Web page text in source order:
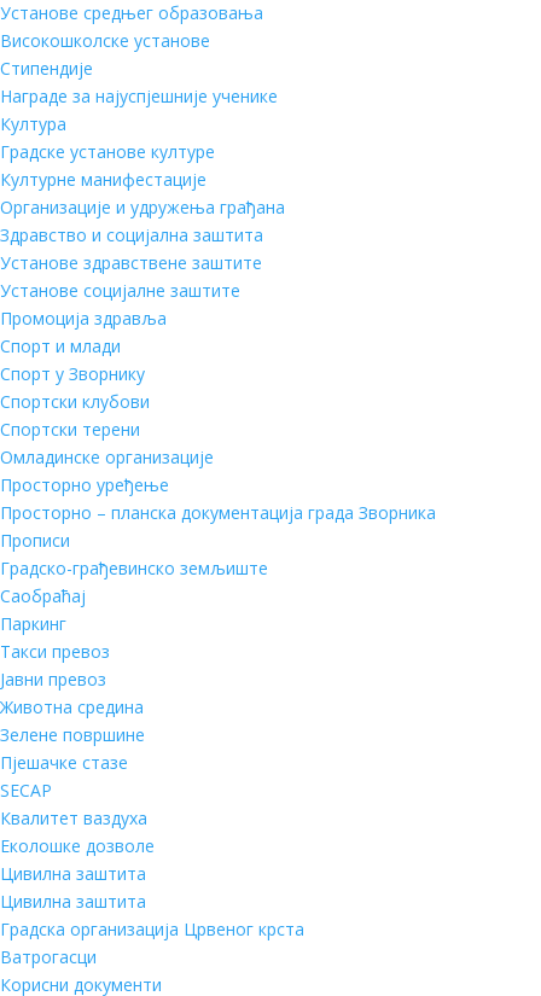
Установе средњег образовања
Високошколске установе
Стипендије
Награде за најуспјешније ученике
Култура
Градске установе културе
Културне манифестације
Организације и удружења грађана
Здравство и социјална заштита
Установе здравствене заштите
Установе социјалне заштите
Промоција здравља
Спорт и млади
Спорт у Зворнику
Спортски клубови
Спортски терени
Омладинске организације
Просторно уређење
Просторно – планска документација града Зворника
Прописи
Градско-грађевинско земљиште
Саобраћај
Паркинг
Такси превоз
Јавни превоз
Животна средина
Зелене површине
Пјешачке стазе
SECAP
Квалитет ваздуха
Еколошке дозволе
Цивилна заштита
Цивилна заштита
Градска организација Црвеног крста
Ватрогасци
Корисни документи